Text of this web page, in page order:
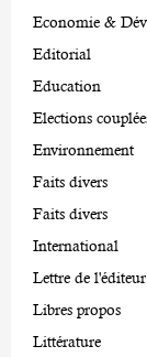
Economie &
Editorial
Education
Elections
Environnement
Faits divers
Faits divers
International
Lettre de l'éditeur
Libres propos
Littérature